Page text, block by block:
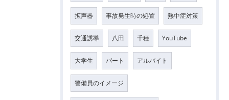
拡声器 事故発生時の処置 熱中症対策
交通誘導 八田 千種 YouTube
大学生 パート アルバイト
警備員のイメージ